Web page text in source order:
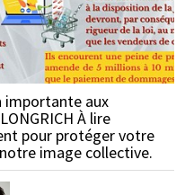
aux
À lire
pour protéger votre
image collective.